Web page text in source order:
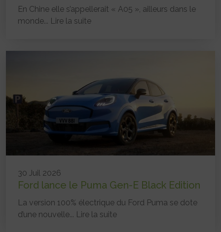
En Chine elle s’appellerait « A05 », ailleurs dans le
monde... Lire la suite
30 Juil 2026
Ford lance le Puma Gen-E Black Edition
La version 100% électrique du Ford Puma se dote
d’une nouvelle... Lire la suite